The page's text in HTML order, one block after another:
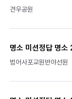
견우공원
명소 미션정답 명소
범어사포교원반야선원